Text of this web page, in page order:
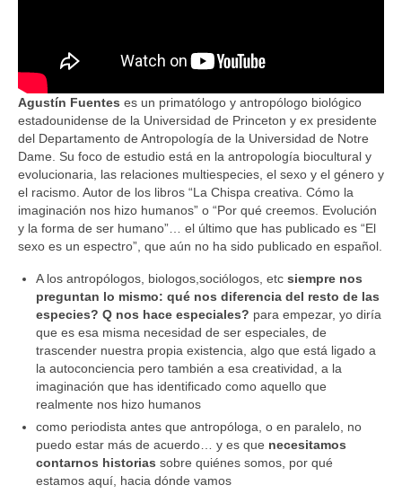
Agustín Fuentes es un primatólogo y antropólogo biológico
estadounidense de la Universidad de Princeton y ex presidente
del Departamento de Antropología de la Universidad de Notre
Dame. Su foco de estudio está en la antropología biocultural y
evolucionaria, las relaciones multiespecies, el sexo y el género y
el racismo. Autor de los libros “La Chispa creativa. Cómo la
imaginación nos hizo humanos” o “Por qué creemos. Evolución
y la forma de ser humano”… el último que has publicado es “El
sexo es un espectro”, que aún no ha sido publicado en español.
A los antropólogos, biologos,sociólogos, etc siempre nos
preguntan lo mismo: qué nos diferencia del resto de las
especies? Q nos hace especiales? para empezar, yo diría
que es esa misma necesidad de ser especiales, de
trascender nuestra propia existencia, algo que está ligado a
la autoconciencia pero también a esa creatividad, a la
imaginación que has identificado como aquello que
realmente nos hizo humanos
como periodista antes que antropóloga, o en paralelo, no
puedo estar más de acuerdo… y es que necesitamos
contarnos historias sobre quiénes somos, por qué
estamos aquí, hacia dónde vamos